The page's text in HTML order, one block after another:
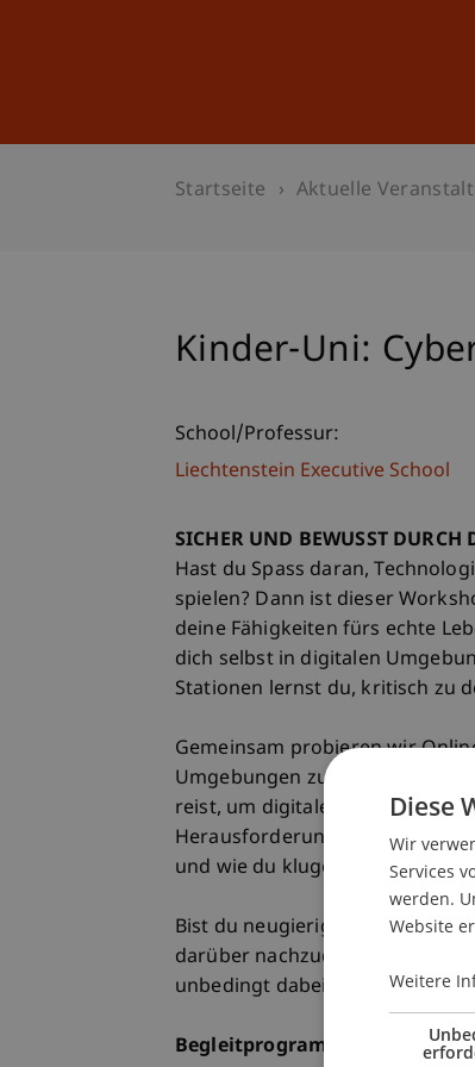
Startseite Aktuelle
Kinder-Uni:
School/Professur:
Liechtenstein Executive School
SICHER UND BEWUSST DURCH
Hast du Spass daran,
spielen? Dann ist dieser
deine Fähigkeiten fürs echte
dich selbst in digitalen
Stationen lernst du, kritisch zu
Gemeinsam probieren wir
Umgebungen zu lernen. Dazu
reist, um digitale Schätze zu
Herausforderungen löst.
und wie du kluge
Bist du neugierig und bereit,
darüber nachzudenken, was
unbedingt dabei - deine digitale
Begleitprogramm für
Diese
Wir
Services
werden.
Website
Weitere